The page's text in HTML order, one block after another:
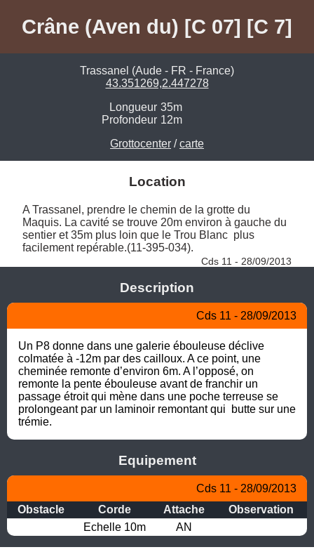
Crâne (Aven du) [C 07] [C 7]
Trassanel (Aude - FR - France)
43.351269,2.447278
Longueur 35m
Profondeur 12m
Grottocenter /carte
Location
A Trassanel, prendre le chemin de la grotte du
Maquis. La cavité se trouve 20m environ à gauche du
sentier et 35m plus loin que le Trou Blanc  plus
facilement repérable.(11-395-034).
Cds 11 - 28/09/2013
Description
Cds 11 - 28/09/2013
Un P8 donne dans une galerie ébouleuse déclive
colmatée à -12m par des cailloux. A ce point, une
cheminée remonte d’environ 6m. A l’opposé, on
remonte la pente ébouleuse avant de franchir un
passage étroit qui mène dans une poche terreuse se
prolongeant par un laminoir remontant qui  butte sur une
trémie.
Equipement
Cds 11 - 28/09/2013
Obstacle
Corde Attache
Observation
Echelle 10m
AN